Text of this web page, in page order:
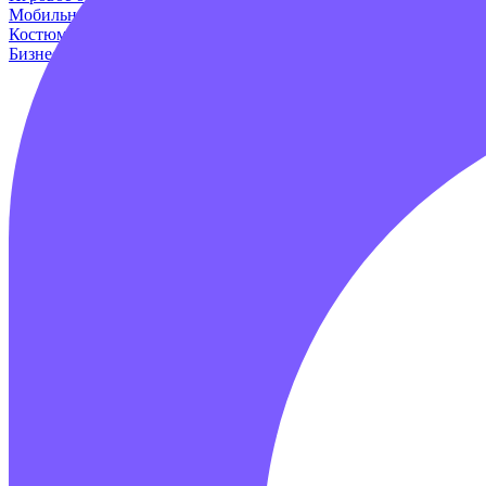
Мобильные аттракционы
Костюмы динозавров
Бизнес наборы